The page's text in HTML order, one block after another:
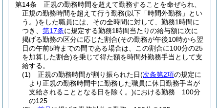
第14条
正規の勤務時間を超えて勤務することを命ぜられ、
正規の勤務時間を超えて行う勤務(以下「時間外勤務」とい
う。)をした職員には、その全時間に対して、勤務1時間に
つき、 第17条に規定する勤務1時間当たりの給与額に次に
掲げる勤務の区分に応じた割合(その勤務が午後10時から翌
日の午前5時までの間である場合は、この割合に100分の25
を加算した割合)を乗じて得た額を時間外勤務手当として支
給する。
(1)
正規の勤務時間が割り振られた日(次条第2項の規定に
より正規の勤務時間中に勤務した職員に休日勤務手当が
支給されることとなる日を除く。)における勤務 100分
の125